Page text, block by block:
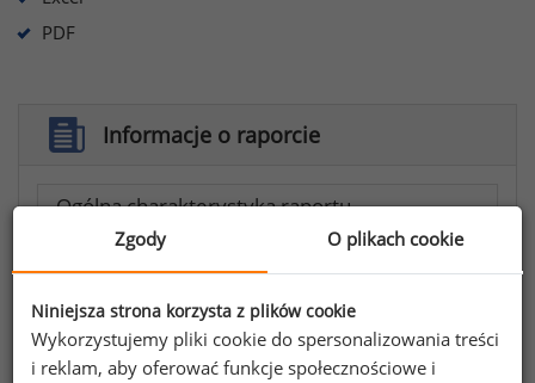
PDF
Informacje o raporcie
Ogólna charakterystyka raportu
Informacje zawarte w raporcie
Analiza comparatio
Analiza luki płacowej
Zgody O plikach cookie
Niniejsza strona korzysta z plików cookie
Wykorzystujemy pliki cookie do spersonalizowania treści
i reklam, aby oferować funkcje społecznościowe i